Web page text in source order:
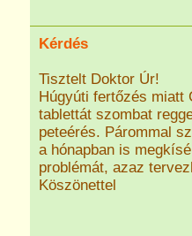
Kérdés
Tisztelt Doktor Úr!
Húgyúti fertőzés miatt
tablettát szombat
peteérés. Párommal
a hónapban is
problémát, azaz
Köszönettel